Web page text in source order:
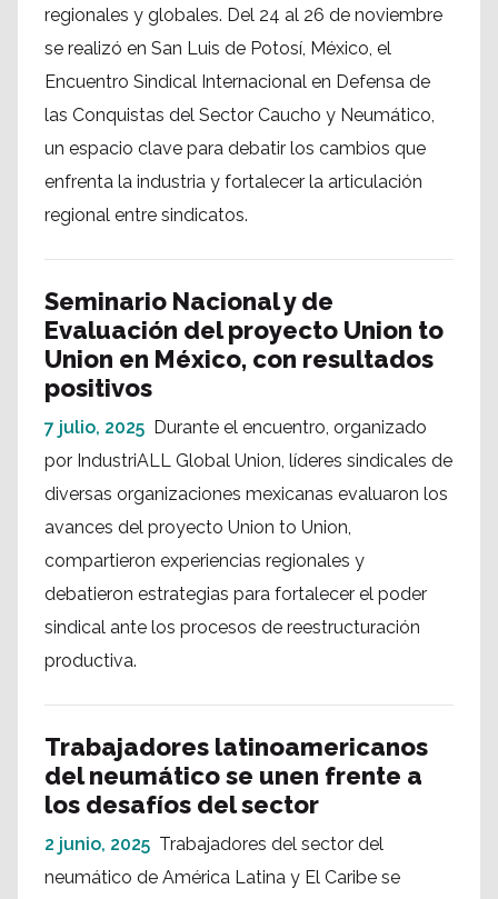
regionales y globales. Del 24 al 26 de noviembre
se realizó en San Luis de Potosí, México, el
Encuentro Sindical Internacional en Defensa de
las Conquistas del Sector Caucho y Neumático,
un espacio clave para debatir los cambios que
enfrenta la industria y fortalecer la articulación
regional entre sindicatos.
Seminario Nacional y de
Evaluación del proyecto Union to
Union en México, con resultados
positivos
7 julio, 2025 Durante el encuentro, organizado
por IndustriALL Global Union, líderes sindicales de
diversas organizaciones mexicanas evaluaron los
avances del proyecto Union to Union,
compartieron experiencias regionales y
debatieron estrategias para fortalecer el poder
sindical ante los procesos de reestructuración
productiva.
Trabajadores latinoamericanos
del neumático se unen frente a
los desafíos del sector
2 junio, 2025 Trabajadores del sector del
neumático de América Latina y El Caribe se